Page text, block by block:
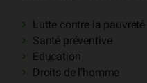
Lutte contre la pauvreté
Santé préventive
Education
Droits de l’homme